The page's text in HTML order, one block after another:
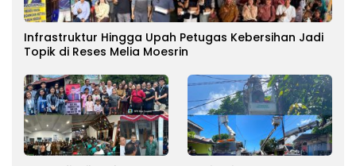
Infrastruktur Hingga Upah Petugas Kebersihan Jadi
Topik di Reses Melia Moesrin